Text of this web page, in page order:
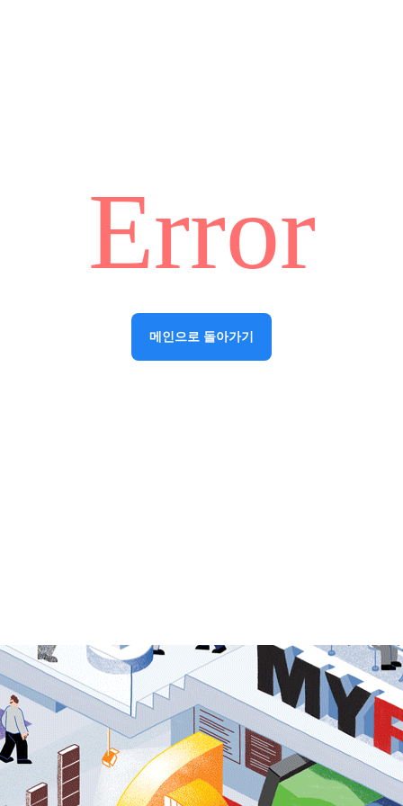
Error
메인으로 돌아가기